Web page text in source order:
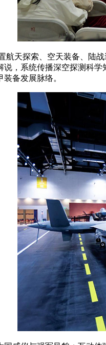
航天探索、空天装备、陆
，系统传播深空探测科
备发展脉络。